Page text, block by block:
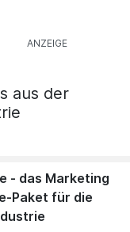
aus der
- das Marketing
Paket für die